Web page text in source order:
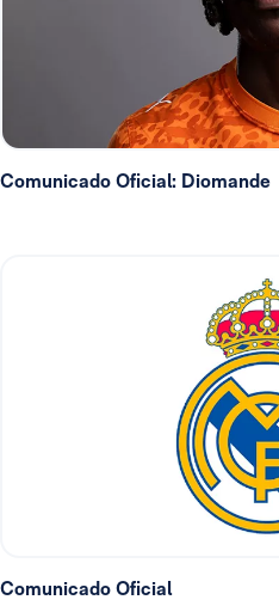
Comunicado Oficial: Diomande
Comunicado Oficial